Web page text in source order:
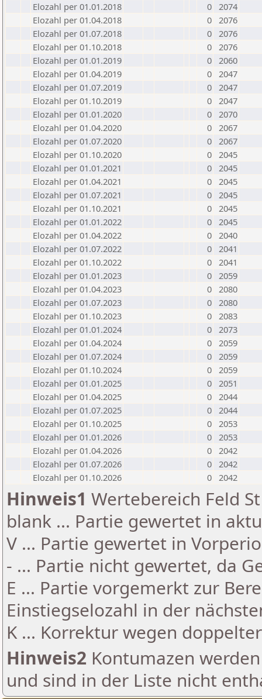
Elozahl per 01.01.2018
0 2074
Elozahl per 01.04.2018
0 2076
Elozahl per 01.07.2018
0 2076
Elozahl per 01.10.2018
0 2076
Elozahl per 01.01.2019
0 2060
Elozahl per 01.04.2019
0 2047
Elozahl per 01.07.2019
0 2047
Elozahl per 01.10.2019
0 2047
Elozahl per 01.01.2020
0 2070
Elozahl per 01.04.2020
0 2067
Elozahl per 01.07.2020
0 2067
Elozahl per 01.10.2020
0 2045
Elozahl per 01.01.2021
0 2045
Elozahl per 01.04.2021
0 2045
Elozahl per 01.07.2021
0 2045
Elozahl per 01.10.2021
0 2045
Elozahl per 01.01.2022
0 2045
Elozahl per 01.04.2022
0 2040
Elozahl per 01.07.2022
0 2041
Elozahl per 01.10.2022
0 2041
Elozahl per 01.01.2023
0 2059
Elozahl per 01.04.2023
0 2080
Elozahl per 01.07.2023
0 2080
Elozahl per 01.10.2023
0 2083
Elozahl per 01.01.2024
0 2073
Elozahl per 01.04.2024
0 2059
Elozahl per 01.07.2024
0 2059
Elozahl per 01.10.2024
0 2059
Elozahl per 01.01.2025
0 2051
Elozahl per 01.04.2025
0 2044
Elozahl per 01.07.2025
0 2044
Elozahl per 01.10.2025
0 2053
Elozahl per 01.01.2026
0 2053
Elozahl per 01.04.2026
0 2042
Elozahl per 01.07.2026
0 2042
Elozahl per 01.10.2026
0 2042
Hinweis1 Wertebereich Feld
blank ... Partie gewertet in
V ... Partie gewertet in
- ... Partie nicht gewertet, da
E ... Partie vorgemerkt zur
Einstiegselozahl in der
K ... Korrektur wegen
Hinweis2 Kontumazen
und sind in der Liste nicht